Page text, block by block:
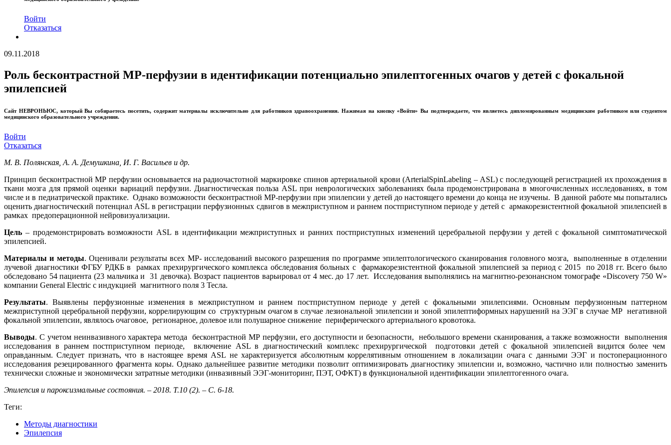
Войти
Отказаться
09.11.2018
Роль бесконтрастной МР-перфузии в идентификации потенциально эпилептогенных очагов у детей с фокальной
эпилепсией
Сайт НЕВРОНЬЮС, который Вы собираетесь посетить, содержит материалы исключительно для работников здравоохранения. Нажимая на кнопку «Войти» Вы подтверждаете, что являетесь дипломированным медицинским работником или студентом
медицинского образовательного учреждения.
Войти
Отказаться
М. В. Полянская, А. А. Демушкина, И. Г. Васильев и др.
Принцип бесконтрастной МР перфузии основывается на радиочастотной маркировке спинов артериальной крови (ArterialSpinLabeling – ASL) с последующей регистрацией их прохождения в
ткани мозга для прямой оценки вариаций перфузии. Диагностическая польза ASL при неврологических заболеваниях была продемонстрирована в многочисленных исследованиях, в том
числе и в педиатрической практике. Однако возможности бесконтрастной МР-перфузии при эпилепсии у детей до настоящего времени до конца не изучены. В данной работе мы попытались
оценить диагностический потенциал ASL в регистрации перфузионных сдвигов в межприступном и раннем постприступном периоде у детей с армакорезистентной фокальной эпилепсией в
рамках предоперационной нейровизуализации.
Цель – продемонстрировать возможности ASL в идентификации межприступных и ранних постприступных изменений церебральной перфузии у детей с фокальной симптоматической
эпилепсией.
Материалы и методы. Оценивали результаты всех МР- исследований высокого разрешения по программе эпилептологического сканирования головного мозга, выполненные в отделении
лучевой диагностики ФГБУ РДКБ в рамках прехирургического комплекса обследования больных с фармакорезистентной фокальной эпилепсией за период с 2015 по 2018 гг. Всего было
обследовано 54 пациента (23 мальчика и 31 девочка). Возраст пациентов варьировал от 4 мес. до 17 лет. Исследования выполнялись на магнитно-резонансном томографе «Discovery 750 W»
компании General Electric с индукцией магнитного поля 3 Тесла.
Результаты. Выявлены перфузионные изменения в межприступном и раннем постприступном периоде у детей с фокальными эпилепсиями. Основным перфузионным паттерном
межприступной церебральной перфузии, коррелирующим со структурным очагом в случае лезиональной эпилепсии и зоной эпилептиформных нарушений на ЭЭГ в случае МР негативной
фокальной эпилепсии, являлось очаговое, регионарное, долевое или полушарное снижение периферического артериального кровотока.
Выводы. С учетом неинвазивного характера метода бесконтрастной МР перфузии, его доступности и безопасности, небольшого времени сканирования, а также возможности выполнения
исследования в раннем постприступном периоде, включение ASL в диагностический комплекс прехирургической подготовки детей с фокальной эпилепсией видится более чем
оправданным. Следует признать, что в настоящее время ASL не характеризуется абсолютным коррелятивным отношением в локализации очага с данными ЭЭГ и постоперационного
исследования резецированного фрагмента коры. Однако дальнейшее развитие методики позволит оптимизировать диагностику эпилепсии и, возможно, частично или полностью заменить
технически сложные и экономически затратные методики (инвазивный ЭЭГ-мониторинг, ПЭТ, ОФКТ) в функциональной идентификации эпилептогенного очага.
Эпилепсия и пароксизмальные состояния. – 2018. Т.10 (2). – С. 6-18.
Теги:
Методы диагностики
Эпилепсия